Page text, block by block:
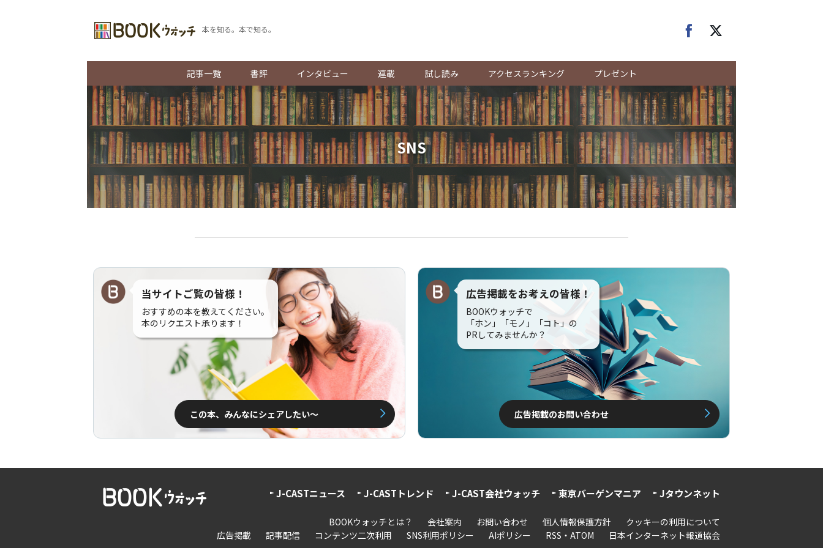
本を知る。本で知る。
記事一覧 書評 インタビュー 連載 試し読み アクセスランキング プレゼント
SNS
当サイトご覧の皆様！
おすすめの本を教えてください。
本のリクエスト承ります！
この本、みんなにシェアしたい〜
広告掲載をお考えの皆様！
BOOKウォッチで
「ホン」「モノ」「コト」の
PRしてみませんか？
広告掲載のお問い合わせ
J-CASTニュース J-CASTトレンド J-CAST会社ウォッチ 東京バーゲンマニア Jタウンネット
BOOKウォッチとは？ 会社案内 お問い合わせ 個人情報保護方針
クッキーの利用について
広告掲載
記事配信 コンテンツ二次利用 SNS利用ポリシー AIポリシー RSS・ATOM 日本インターネット報道協会